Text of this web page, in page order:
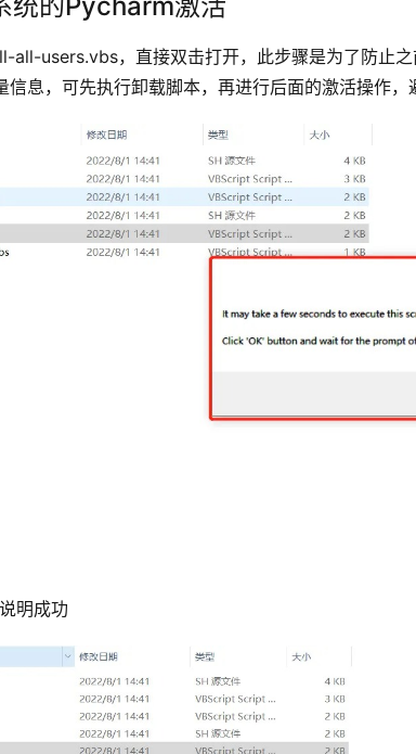
all-users.vbs，直接双击打开，此步骤是为了防止
信息，可先执行卸载脚本，再进行后面的激活操作，
明成功